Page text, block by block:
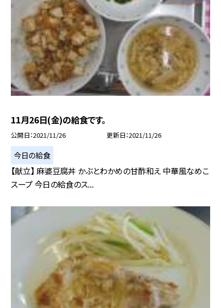
11月26日(金)の給食です。
公開日 2021/11/26 更新日 2021/11/26
今日の給食
【献立】 麻婆豆腐丼 かぶとわかめの甘酢和え 中華風なめこ
スープ 今日の給食のス...